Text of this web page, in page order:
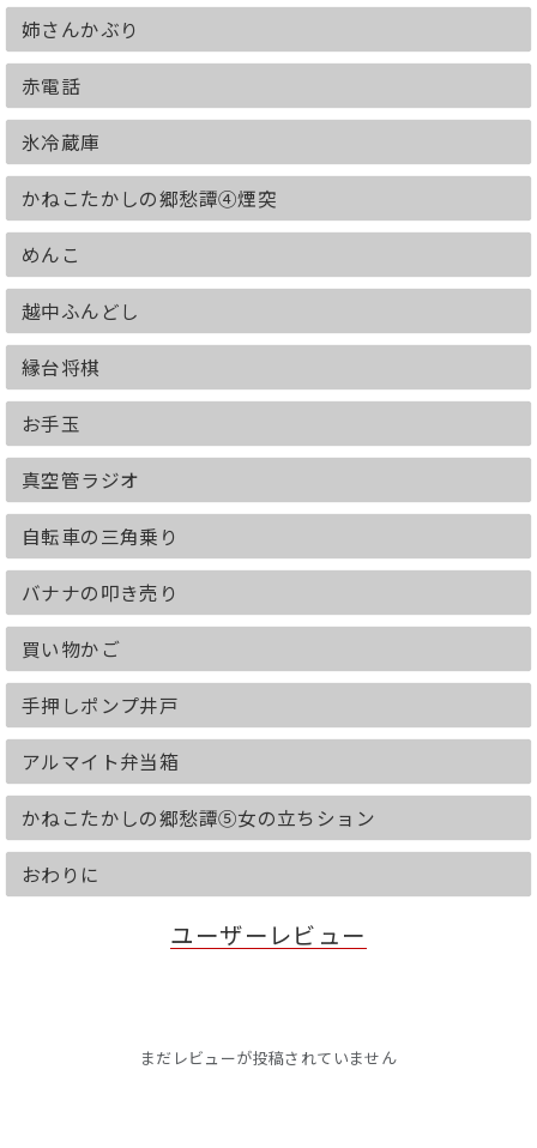
姉さんかぶり
赤電話
氷冷蔵庫
かねこたかしの郷愁譚④煙突
めんこ
越中ふんどし
縁台将棋
お手玉
真空管ラジオ
自転車の三角乗り
バナナの叩き売り
買い物かご
手押しポンプ井戸
アルマイト弁当箱
かねこたかしの郷愁譚⑤女の立ちション
おわりに
ユーザーレビュー
まだレビューが投稿されていません